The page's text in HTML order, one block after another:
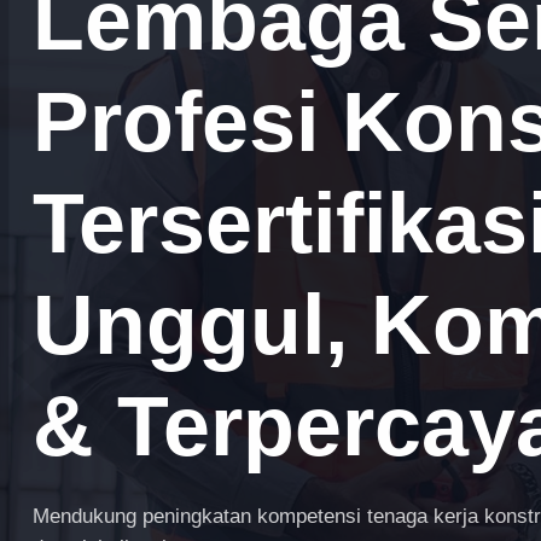
Lembaga
Profesi
Unggul,
&
Mendukung peningkatan kompetensi tenaga kerja